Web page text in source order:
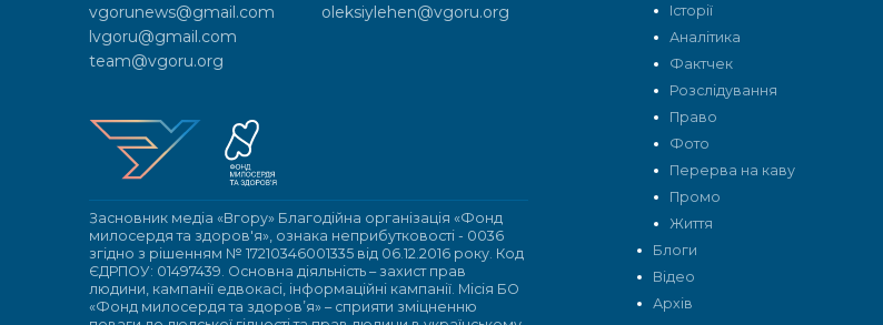
vgorunews@gmail.com
lvgoru@gmail.com
team@vgoru.org
oleksiylehen@vgoru.org
Засновник медіа «Вгору» Благодійна організація «Фонд
милосердя та здоров'я», ознака неприбутковості - 0036
згідно з рішенням № 17210346001335 від 06.12.2016 року. Код
ЄДРПОУ: 01497439. Основна діяльність – захист прав
людини, кампанії едвокасі, інформаційні кампанії. Місія БО
«Фонд милосердя та здоров’я» – сприяти зміцненню
Історії
Аналітика
Фактчек
Розслідування
Право
Фото
Перерва на каву
Промо
Життя
Блоги
Відео
Архів